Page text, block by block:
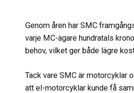
Genom åren har SMC
varje MC-ägare hundratals
behov, vilket ger både lägre
Tack vare SMC är motorcyklar
att el-motorcyklar kunde få